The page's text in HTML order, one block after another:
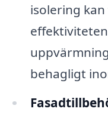
isolering
behagligt